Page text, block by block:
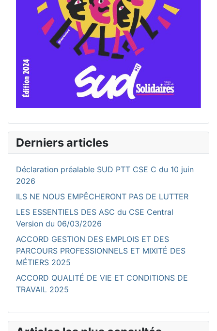
Derniers articles
Déclaration préalable SUD PTT CSE C du 10 juin
2026
ILS NE NOUS EMPÊCHERONT PAS DE LUTTER
LES ESSENTIELS DES ASC du CSE Central
Version du 06/03/2026
ACCORD GESTION DES EMPLOIS ET DES
PARCOURS PROFESSIONNELS ET MIXITÉ DES
MÉTIERS 2025
ACCORD QUALITÉ DE VIE ET CONDITIONS DE
TRAVAIL 2025